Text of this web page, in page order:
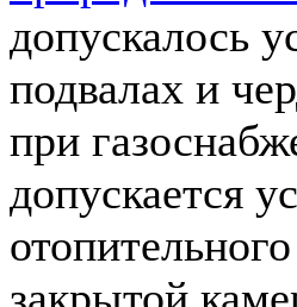
допускалось
подвалах и
при
допускается